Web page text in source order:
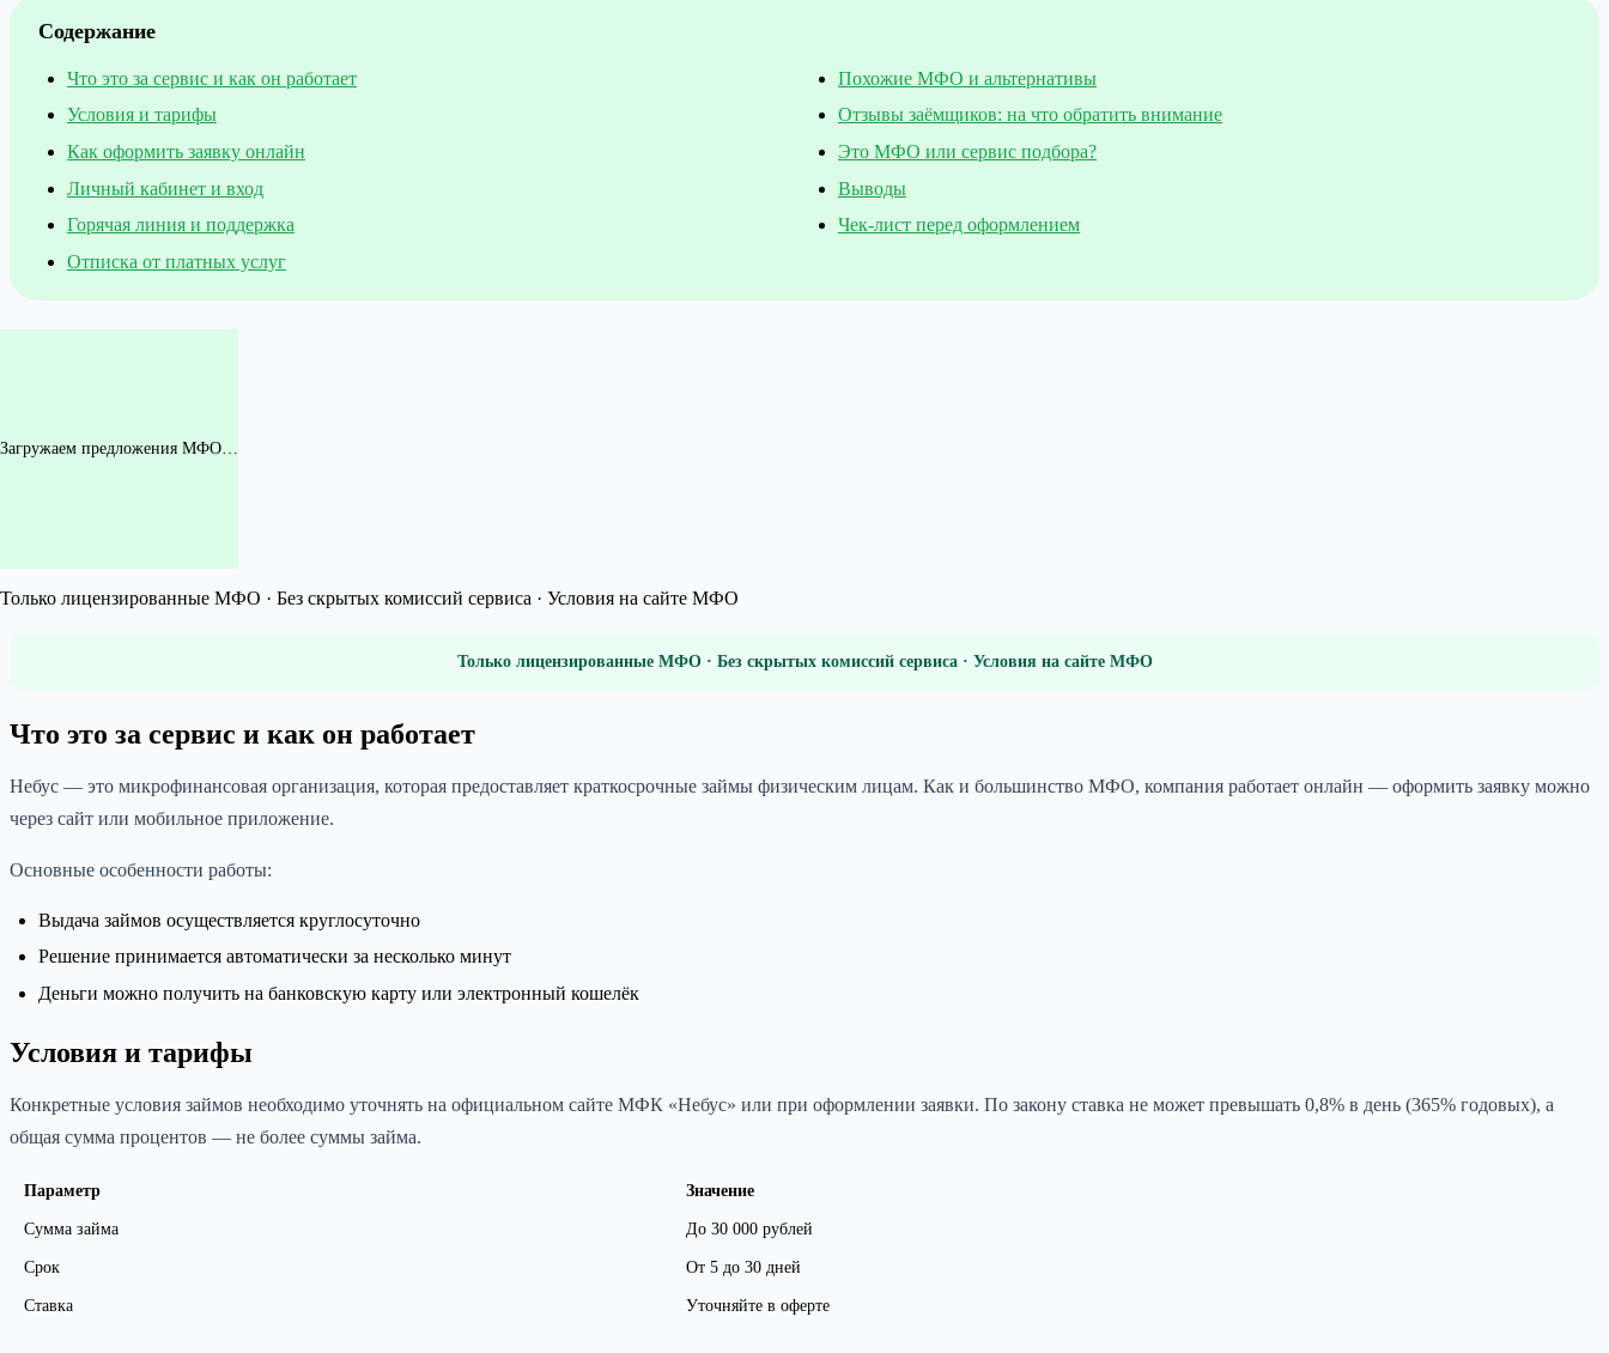
Содержание
Что это за сервис и как он работает
Условия и тарифы
Как оформить заявку онлайн
Личный кабинет и вход
Горячая линия и поддержка
Отписка от платных услуг
Похожие МФО и альтернативы
Отзывы заёмщиков: на что обратить внимание
Это МФО или сервис подбора?
Выводы
Чек-лист перед оформлением
Загружаем предложения МФО…
Только лицензированные МФО · Без скрытых комиссий сервиса · Условия на сайте МФО
Только лицензированные МФО · Без скрытых комиссий сервиса · Условия на сайте МФО
Что это за сервис и как он работает
Небус — это микрофинансовая организация, которая предоставляет краткосрочные займы физическим лицам. Как и большинство МФО, компания работает онлайн — оформить заявку можно
через сайт или мобильное приложение.
Основные особенности работы:
Выдача займов осуществляется круглосуточно
Решение принимается автоматически за несколько минут
Деньги можно получить на банковскую карту или электронный кошелёк
Условия и тарифы
Конкретные условия займов необходимо уточнять на официальном сайте МФК «Небус» или при оформлении заявки. По закону ставка не может превышать 0,8% в день (365% годовых), а
общая сумма процентов — не более суммы займа.
Параметр Значение
Сумма займа До 30 000 рублей
Срок От 5 до 30 дней
Ставка Уточняйте в оферте